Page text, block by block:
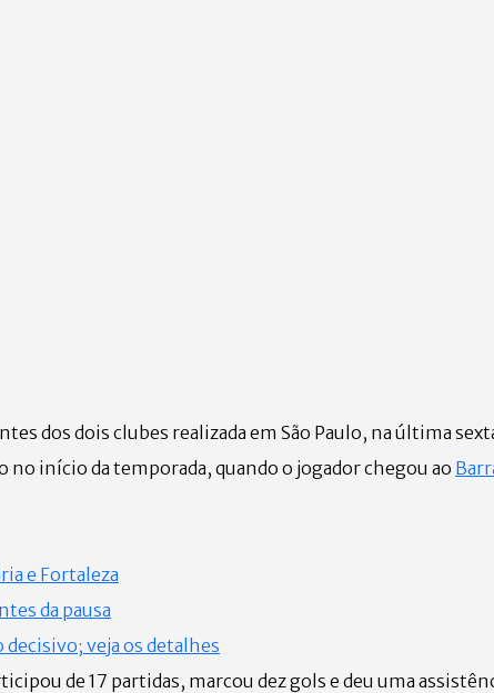
dos dois clubes realizada em São Paulo, na última
início da temporada, quando o jogador chegou ao
e Fortaleza
da pausa
veja os detalhes
de 17 partidas, marcou dez gols e deu uma